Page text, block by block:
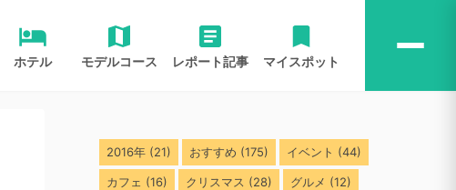
ホテル モデルコース レポート記事 マイスポット
2016年 (21) おすすめ (175) イベント (44)
カフェ (16) クリスマス (28) グルメ (12)